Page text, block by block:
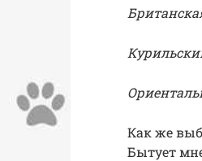
Как же
Бытует